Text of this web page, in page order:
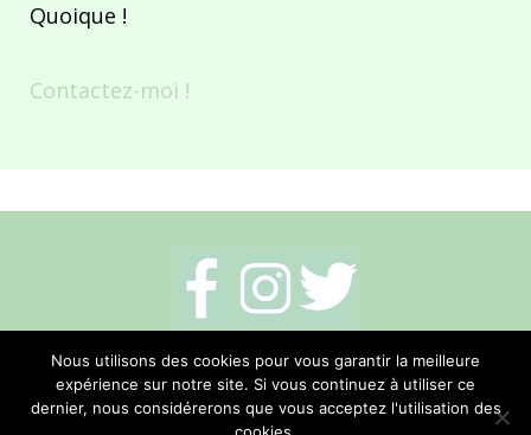
Quoique !
Contactez-moi !
Mentions légales- Politique de cookies-
Me contacter
Nous utilisons des cookies pour vous garantir la meilleure
expérience sur notre site. Si vous continuez à utiliser ce
dernier, nous considérerons que vous acceptez l'utilisation des